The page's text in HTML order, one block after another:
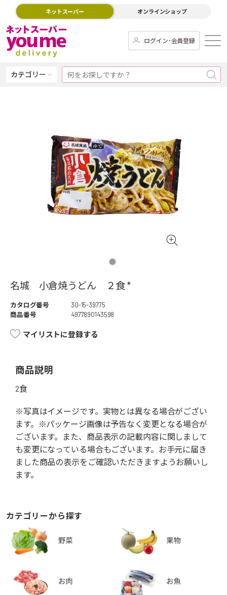
ネットスーパー オンラインショップ
ログイン･会員登録
カテゴリー
名城 小倉焼うどん ２食 *
カタログ番号
30-15-39775
商品番号
4977890143598
マイリストに登録する
商品説明
2食
※写真はイメージです。実物とは異なる場合がござい
ます。※パッケージ画像は予告なく変更となる場合が
ございます。また、商品表示の記載内容に関しまして
も変更になっている場合もございます。お手元に届き
ました商品の表示をご確認いただきますようお願いし
ます。
カテゴリーから探す